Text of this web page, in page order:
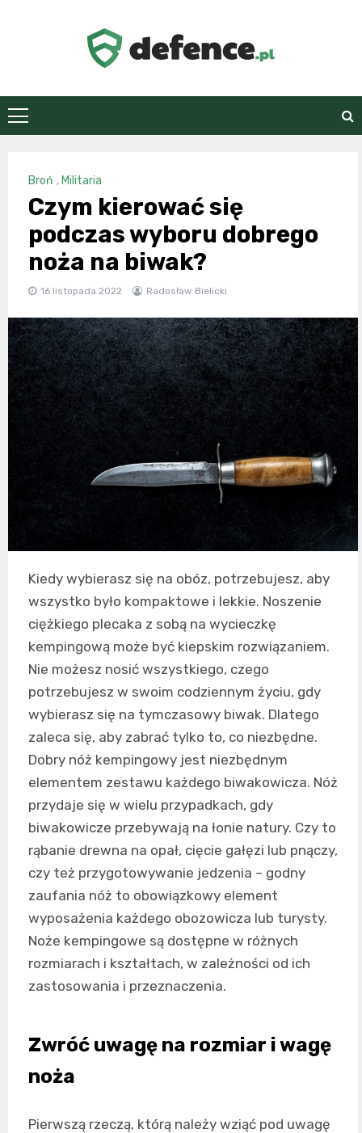
defence.pl
Broń , Militaria
Czym kierować się
podczas wyboru dobrego
noża na biwak?
16 listopada 2022 Radosław Bielicki
Kiedy wybierasz się na obóz, potrzebujesz, aby
wszystko było kompaktowe i lekkie. Noszenie
ciężkiego plecaka z sobą na wycieczkę
kempingową może być kiepskim rozwiązaniem.
Nie możesz nosić wszystkiego, czego
potrzebujesz w swoim codziennym życiu, gdy
wybierasz się na tymczasowy biwak. Dlatego
zaleca się, aby zabrać tylko to, co niezbędne.
Dobry nóż kempingowy jest niezbędnym
elementem zestawu każdego biwakowicza. Nóż
przydaje się w wielu przypadkach, gdy
biwakowicze przebywają na łonie natury. Czy to
rąbanie drewna na opał, cięcie gałęzi lub pnączy,
czy też przygotowywanie jedzenia – godny
zaufania nóż to obowiązkowy element
wyposażenia każdego obozowicza lub turysty.
Noże kempingowe są dostępne w różnych
rozmiarach i kształtach, w zależności od ich
zastosowania i przeznaczenia.
Zwróć uwagę na rozmiar i wagę
noża
Pierwszą rzeczą, którą należy wziąć pod uwagę